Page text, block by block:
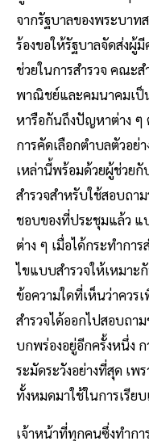
จากรัฐบาลของพระบา
ร้องขอให้รัฐบาลจัดส่งผู้
ช่วยในการสํารวจ คณะ
พาณิชย์และคมนาคมเป็
หารือกันถึงปัญหาต่าง ๆ
การคัดเลือกตําบลตัวอย่
เหล่านี้พร้อมด้วยผู้ช่วย
สํารวจสําหรับใช้สอบถา
ชอบของที่ประชุมแล้ว แ
ต่าง ๆ เมื่อได้กระทํากา
ไขแบบสํารวจให้เหมาะ
ข้อความใดที่เห็นว่าคว
สํารวจได้ออกไปสอบถา
บกพร่องอยู่อีกครั้งหนึ่ง ก
ระมัดระวังอย่างที่สุด เ
ทั้งหมดมาใช้ในการเรียบ
เจ้าหน้าที่ทุกคนซึ่งทํากา